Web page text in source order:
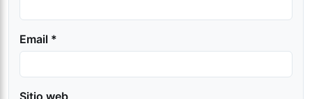
Email *
Sitio web